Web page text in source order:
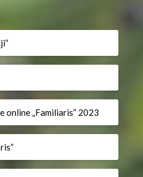
online „Familiaris” 2023